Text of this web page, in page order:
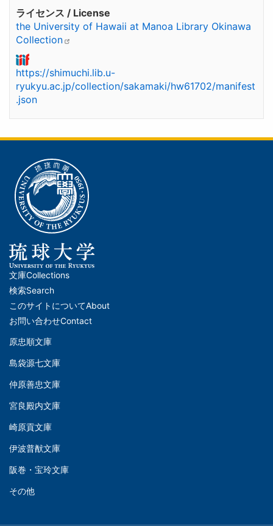
ライセンス / License
the University of Hawaii at Manoa Library Okinawa
Collection
https://shimuchi.lib.u-
ryukyu.ac.jp/collection/sakamaki/hw61702/manifest
.json
メ
イ
ン
ナ
ビ
ー
シ
ョ
ン
ッ
タ
文庫Collections
検索Search
このサイトについてAbout
お問い合わせContact
文
(Left)
原忠順文庫
島袋源七文庫
仲原善忠文庫
文
(Middle)
宮良殿内文庫
崎原貢文庫
伊波普猷文庫
文
庫
阪巻・宝玲文庫
その他